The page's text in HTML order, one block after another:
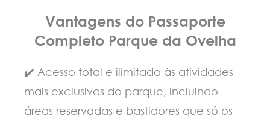
Vantagens do Passaporte
Completo Parque da Ovelha
✔️ Acesso total e ilimitado às atividades
mais exclusivas do parque, incluindo
reas reservadas e bastidores que só os